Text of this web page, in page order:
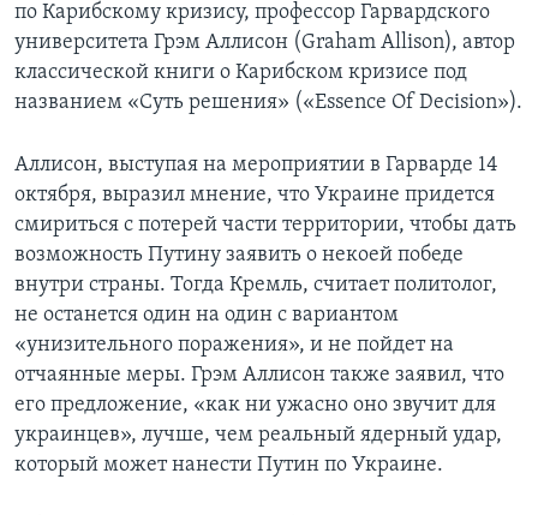
по Карибскому кризису, профессор Гарвардского
университета Грэм Аллисон (Graham Allison), автор
классической книги о Карибском кризисе под
названием «Суть решения» («Essence Of Decision»).
Аллисон, выступая на мероприятии в Гарварде 14
октября, выразил мнение, что Украине придется
смириться с потерей части территории, чтобы дать
возможность Путину заявить о некоей победе
внутри страны. Тогда Кремль, считает политолог,
не останется один на один с вариантом
«унизительного поражения», и не пойдет на
отчаянные меры. Грэм Аллисон также заявил, что
его предложение, «как ни ужасно оно звучит для
украинцев», лучше, чем реальный ядерный удар,
который может нанести Путин по Украине.